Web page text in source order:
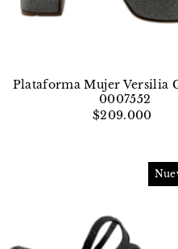
Plataforma Mujer Versilia
0007552
$209.000